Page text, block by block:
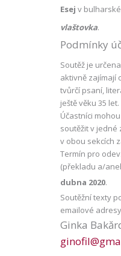
Esej v
vlaštovka.
Podmínky
Soutěž je
aktivně zajímají
tvůrčí psaní,
ještě věku 35 let.
Účastníci
soutěžit v jedné
v obou sekcích
Termín pro
(překladu a/
dubna 2020.
Soutěžní texty
emailové
Ginka